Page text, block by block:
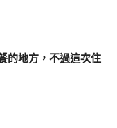
的地方，不過這次住